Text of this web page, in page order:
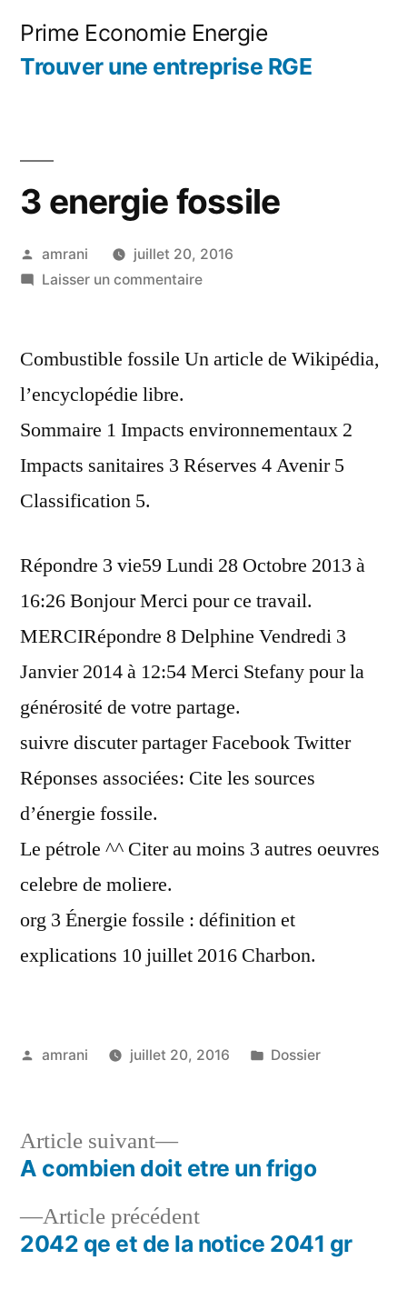
Prime Economie Energie
Trouver une entreprise RGE
3 energie fossile
Publié
par
amrani
juillet 20, 2016
Laisser un commentairesur
fossile
Combustible fossile Un article de Wikipédia,
l’encyclopédie libre.
Sommaire 1 Impacts environnementaux 2
Impacts sanitaires 3 Réserves 4 Avenir 5
Classification 5.
Répondre 3 vie59 Lundi 28 Octobre 2013 à
16:26 Bonjour Merci pour ce travail.
MERCIRépondre 8 Delphine Vendredi 3
Janvier 2014 à 12:54 Merci Stefany pour la
générosité de votre partage.
suivre discuter partager Facebook Twitter
Réponses associées: Cite les sources
d’énergie fossile.
Le pétrole ^^ Citer au moins 3 autres oeuvres
celebre de moliere.
org 3 Énergie fossile : définition et
explications 10 juillet 2016 Charbon.
Publié
amrani juillet 20, 2016
Publié
Dossier
Navigation
de
l’article
Article précédentArticle
précédent :
2042 qe et de la notice 2041 gr
Article suivant
Article
suivant :
A combien doit etre un frigo